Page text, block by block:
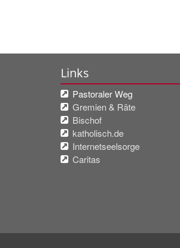
Links
Pastoraler Weg
Gremien & Räte
Bischof
katholisch.de
Internetseelsorge
Caritas